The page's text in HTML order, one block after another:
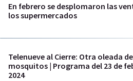
En febrero se desplomaron las
los supermercados
Telenueve al Cierre: Otra oleada de
mosquitos | Programa del 23 de
2024